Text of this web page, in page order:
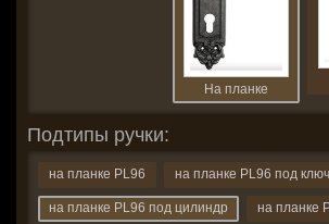
На планке
Подтипы ручки:
на планке PL96 на планке PL96 под ключ
на планке PL96 под цилиндр на планке